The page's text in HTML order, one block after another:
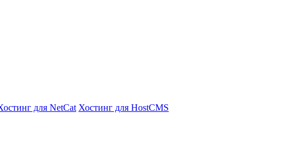
для NetCat Хостинг для HostCMS